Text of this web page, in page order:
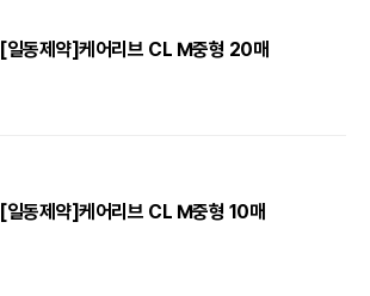
[일동제약]케어리브 CL M중형 20매
[일동제약]케어리브 CL M중형 10매